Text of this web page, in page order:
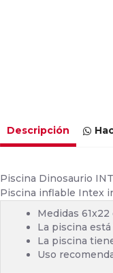
Descripción
Piscina Dinosaurio
Piscina inflable Intex
Medidas
La piscina
La piscina
Uso